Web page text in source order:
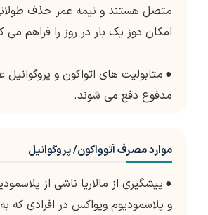
متصل هستند و نیمه عمر حذف
امکان دوز یک بار در روز را فراهم می
● متابولیت های اتواکون و پروگوانیل
مدفوع دفع می شوند.
موارد مصرف آتوواکون/ پروگوانیل
● پیشگیری از مالاریا ناشی از
و پلاسمودیوم ویواکس در افرادی که